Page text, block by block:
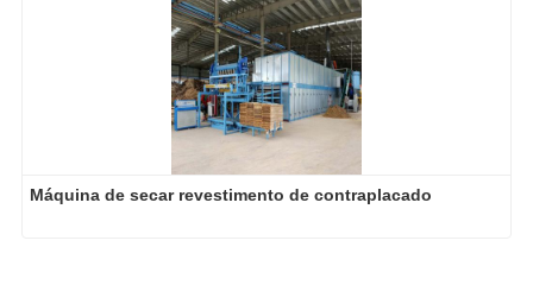
Máquina de secar revestimento de contraplacado